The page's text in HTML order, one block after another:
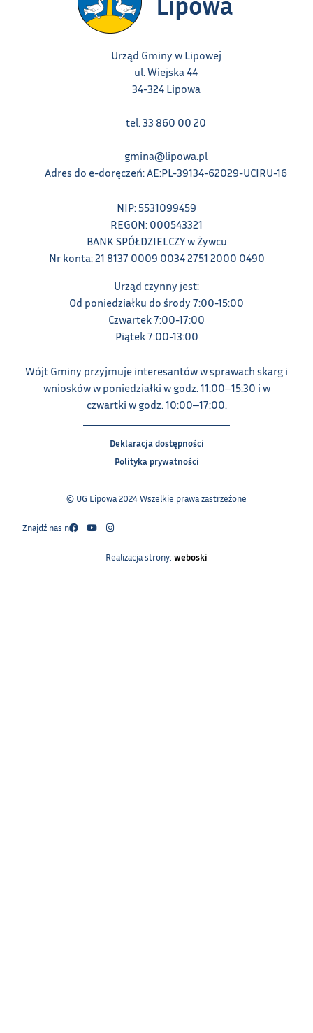
Urząd Gminy w Lipowej
ul. Wiejska 44
34-324 Lipowa
tel. 33 860 00 20
gmina@lipowa.pl
Adres do e-doręczeń: AE:PL-39134-62029-UCIRU-16
NIP: 5531099459
REGON: 000543321
BANK SPÓŁDZIELCZY w Żywcu
Nr konta: 21 8137 0009 0034 2751 2000 0490
Urząd czynny jest:
Od poniedziałku do środy 7:00-15:00
Czwartek 7:00-17:00
Piątek 7:00-13:00
Wójt Gminy przyjmuje interesantów w sprawach skarg i
wniosków w poniedziałki w godz. 11:00‒15:30 i w
czwartki w godz. 10:00‒17:00.
Deklaracja dostępności
Polityka prywatności
© UG Lipowa 2024 Wszelkie prawa zastrzeżone
Znajdź nas na:
Realizacja strony: weboski